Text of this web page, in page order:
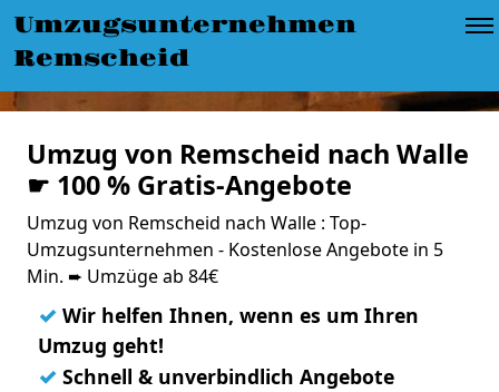
Umzugsunternehmen
Remscheid
Umzug von Remscheid nach Walle
☛ 100 % Gratis-Angebote
Umzug von Remscheid nach Walle : Top-
Umzugsunternehmen - Kostenlose Angebote in 5
Min. ➨ Umzüge ab 84€
✓ Wir helfen Ihnen, wenn es um Ihren
Umzug geht!
✓ Schnell & unverbindlich Angebote